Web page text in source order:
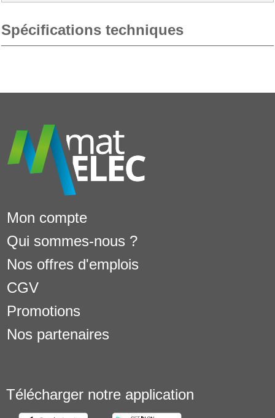
Spécifications techniques
Mon compte
Qui sommes-nous ?
Nos offres d'emplois
CGV
Promotions
Nos partenaires
Télécharger notre application